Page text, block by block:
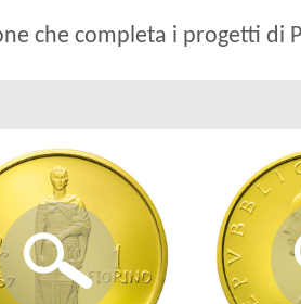
che completa i progetti di